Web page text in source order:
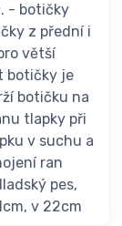
- botičky
z přední i
větší
botičky je
botičku na
tlapky při
v suchu a
ran
pes,
v 22cm